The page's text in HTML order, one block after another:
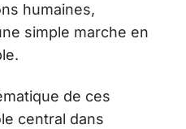
humaines,
simple marche en
de ces
central dans